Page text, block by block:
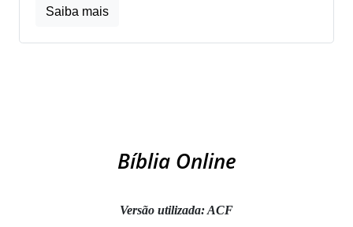
Saiba mais
Bíblia Online
Versão utilizada: ACF